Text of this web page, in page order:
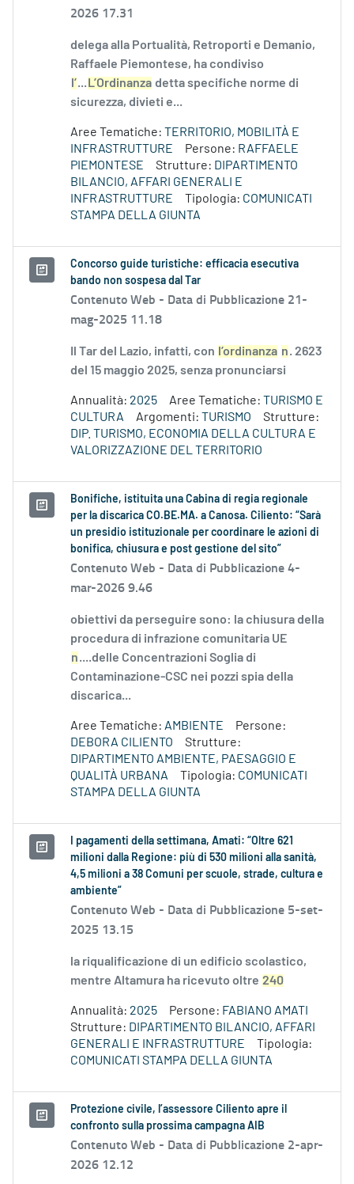
2026 17.31
delega alla Portualità, Retroporti e Demanio,
Raffaele Piemontese, ha condiviso
l’... L’Ordinanza detta specifiche norme di
sicurezza, divieti e...
Aree Tematiche: TERRITORIO, MOBILITÀ E
INFRASTRUTTURE
Persone: RAFFAELE
PIEMONTESE
Strutture: DIPARTIMENTO
BILANCIO, AFFARI GENERALI E
INFRASTRUTTURE
Tipologia: COMUNICATI
STAMPA DELLA GIUNTA
Concorso guide turistiche: efficacia esecutiva
bando non sospesa dal Tar
Contenuto Web - Data di Pubblicazione 21-
mag-2025 11.18
Il Tar del Lazio, infatti, con l’ordinanza n. 2623
del 15 maggio 2025, senza pronunciarsi
Annualità: 2025 Aree Tematiche: TURISMO E
CULTURA
Argomenti: TURISMO
Strutture:
DIP. TURISMO, ECONOMIA DELLA CULTURA E
VALORIZZAZIONE DEL TERRITORIO
Bonifiche, istituita una Cabina di regia regionale
per la discarica CO.BE.MA. a Canosa. Ciliento: “Sarà
un presidio istituzionale per coordinare le azioni di
bonifica, chiusura e post gestione del sito”
Contenuto Web - Data di Pubblicazione 4-
mar-2026 9.46
obiettivi da perseguire sono: la chiusura della
procedura di infrazione comunitaria UE
n....delle Concentrazioni Soglia di
Contaminazione-CSC nei pozzi spia della
discarica...
Aree Tematiche: AMBIENTE
Persone:
DEBORA CILIENTO
Strutture:
DIPARTIMENTO AMBIENTE, PAESAGGIO E
QUALITÀ URBANA
Tipologia: COMUNICATI
STAMPA DELLA GIUNTA
I pagamenti della settimana, Amati: “Oltre 621
milioni dalla Regione: più di 530 milioni alla sanità,
4,5 milioni a 38 Comuni per scuole, strade, cultura e
ambiente”
Contenuto Web - Data di Pubblicazione 5-set-
2025 13.15
la riqualificazione di un edificio scolastico,
mentre Altamura ha ricevuto oltre 240
Annualità: 2025 Persone: FABIANO AMATI
Strutture: DIPARTIMENTO BILANCIO, AFFARI
GENERALI E INFRASTRUTTURE
Tipologia:
COMUNICATI STAMPA DELLA GIUNTA
Protezione civile, l’assessore Ciliento apre il
confronto sulla prossima campagna AIB
Contenuto Web - Data di Pubblicazione 2-apr-
2026 12.12